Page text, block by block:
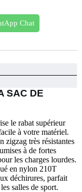
Chat
SAC DE
le rabat supérieur
à votre matériel.
zigzag très résistantes
à de fortes
les charges lourdes.
en nylon 210T
déchirures, parfait
salles de sport.